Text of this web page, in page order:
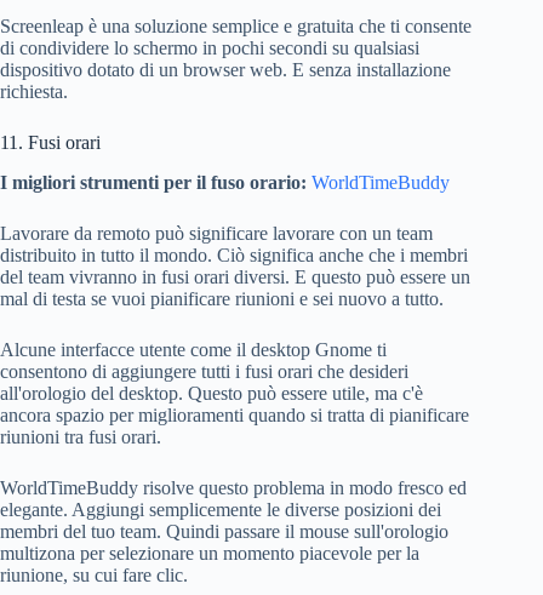
Screenleap è una soluzione semplice e gratuita che ti consente
di condividere lo schermo in pochi secondi su qualsiasi
dispositivo dotato di un browser web. E senza installazione
richiesta.
11. Fusi orari
I migliori strumenti per il fuso orario: WorldTimeBuddy
Lavorare da remoto può significare lavorare con un team
distribuito in tutto il mondo. Ciò significa anche che i membri
del team vivranno in fusi orari diversi. E questo può essere un
mal di testa se vuoi pianificare riunioni e sei nuovo a tutto.
Alcune interfacce utente come il desktop Gnome ti
consentono di aggiungere tutti i fusi orari che desideri
all'orologio del desktop. Questo può essere utile, ma c'è
ancora spazio per miglioramenti quando si tratta di pianificare
riunioni tra fusi orari.
WorldTimeBuddy risolve questo problema in modo fresco ed
elegante. Aggiungi semplicemente le diverse posizioni dei
membri del tuo team. Quindi passare il mouse sull'orologio
multizona per selezionare un momento piacevole per la
riunione, su cui fare clic.